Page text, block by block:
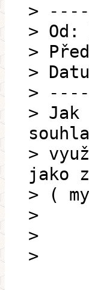
>
> Od:
>
>
>
>
>
jako
> (
>
>
>